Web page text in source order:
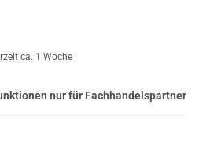
ca. 1 Woche
nur für Fachhandelspartner